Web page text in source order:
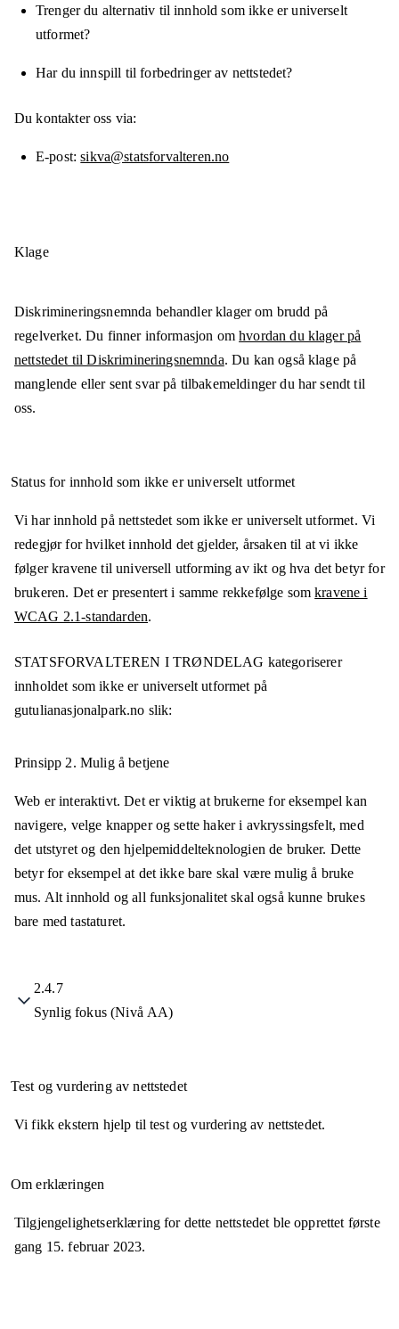
Trenger du alternativ til innhold som ikke er universelt
utformet?
Har du innspill til forbedringer av nettstedet?
Du kontakter oss via:
E-post sikva@statsforvalteren.no
Klage
Diskrimineringsnemnda behandler klager om brudd på
regelverket. Du finner informasjon omhvordan du klager på
nettstedet til Diskrimineringsnemnda. Du kan også klage på
manglende eller sent svar på tilbakemeldinger du har sendt til
oss.
Status for innhold som ikke er universelt utformet
Vi har innhold på nettstedet som ikke er universelt utformet. Vi
redegjør for hvilket innhold det gjelder, årsaken til at vi ikke
følger kravene til universell utforming av ikt og hva det betyr for
brukeren. Det er presentert i samme rekkefølge somkravene i
WCAG 2.1-standarden.
STATSFORVALTEREN I TRØNDELAG kategoriserer
innholdet som ikke er universelt utformet på
gutulianasjonalpark.no slik:
Prinsipp 2. Mulig å betjene
Web er interaktivt. Det er viktig at brukerne for eksempel kan
navigere, velge knapper og sette haker i avkryssingsfelt, med
det utstyret og den hjelpemiddelteknologien de bruker. Dette
betyr for eksempel at det ikke bare skal være mulig å bruke
mus. Alt innhold og all funksjonalitet skal også kunne brukes
bare med tastaturet.
2.4.7
Synlig fokus (Nivå AA)
Test og vurdering av nettstedet
Vi fikk ekstern hjelp til test og vurdering av nettstedet.
Om erklæringen
Tilgjengelighetserklæring for dette nettstedet ble opprettet første
gang 15. februar 2023.